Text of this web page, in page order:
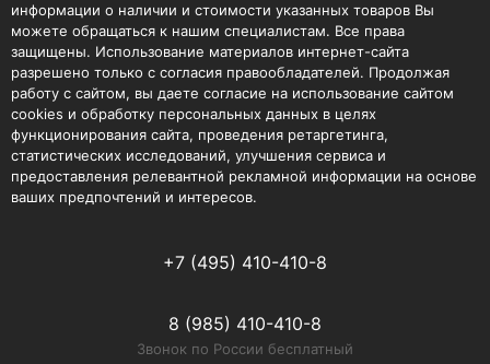
информации о наличии и стоимости указанных товаров Вы
можете обращаться к нашим специалистам. Все права
защищены. Использование материалов интернет-сайта
разрешено только с согласия правообладателей. Продолжая
работу с сайтом, вы даете согласие на использование сайтом
cookies и обработку персональных данных в целях
функционирования сайта, проведения ретаргетинга,
статистических исследований, улучшения сервиса и
предоставления релевантной рекламной информации на основе
ваших предпочтений и интересов.
+7 (495) 410-410-8
8 (985) 410-410-8
Звонок по России бесплатный